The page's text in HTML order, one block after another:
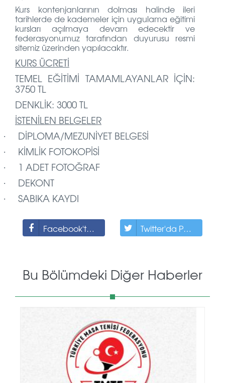
Kurs kontenjanlarının dolması halinde ileri
tarihlerde de kademeler için uygulama eğitimi
kursları açılmaya devam edecektir ve
federasyonumuz tarafından duyurusu resmi
sitemiz üzerinden yapılacaktır.
KURS ÜCRETİ
TEMEL EĞİTİMİ TAMAMLAYANLAR İÇİN:
3750 TL
DENKLİK: 3000 TL
İSTENİLEN BELGELER
· DİPLOMA/MEZUNİYET BELGESİ
· KİMLİK FOTOKOPİSİ
· 1 ADET FOTOĞRAF
· DEKONT
· SABIKA KAYDI
Facebook'ta Paylaş Twitter'da Paylaş
Bu Bölümdeki Diğer Haberler